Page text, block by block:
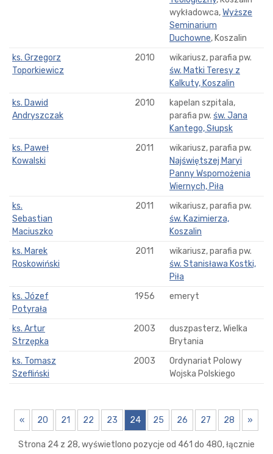
wykładowca,Wyższe
Seminarium
Duchowne, Koszalin
ks. Grzegorz
Toporkiewicz
2010
wikariusz, parafia pw.
św. Matki Teresy z
Kalkuty, Koszalin
ks. Dawid
Andryszczak
2010
kapelan szpitala,
parafia pw. św. Jana
Kantego, Słupsk
ks. Paweł
Kowalski
2011
wikariusz, parafia pw.
Najświętszej Maryi
Panny Wspomożenia
Wiernych, Piła
ks.
Sebastian
Maciuszko
2011
wikariusz, parafia pw.
św. Kazimierza,
Koszalin
ks. Marek
Roskowiński
2011
wikariusz, parafia pw.
św. Stanisława Kostki,
Piła
ks. Józef
Potyrała
1956 emeryt
ks. Artur
Strzępka
2003
duszpasterz, Wielka
Brytania
ks. Tomasz
Szefliński
2003
Ordynariat Polowy
Wojska Polskiego
« 20 21 22 23 24 25 26 27 28 »
Strona 24 z 28, wyświetlono pozycje od 461 do 480, łącznie